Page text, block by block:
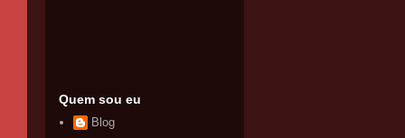
Quem sou eu
Blog